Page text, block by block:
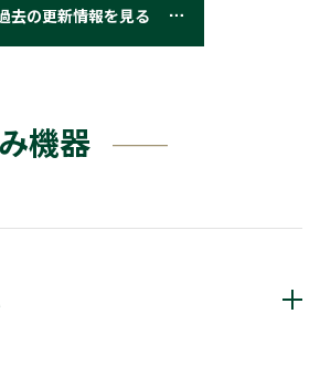
去の更新情報を見る
機器